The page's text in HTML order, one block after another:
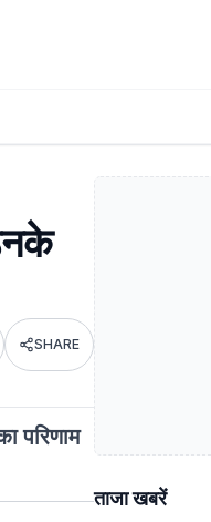
SHARE
परिणाम
ताजा खबरें